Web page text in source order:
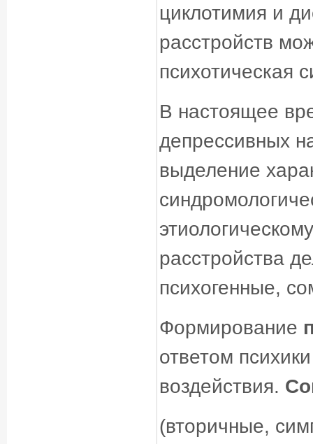
циклотимия и
расстройств
психотическая
В настоящее
депрессивных
выделение
расстройства
психогенные,
Формирование
ответом
воздействия.
(вторичные,